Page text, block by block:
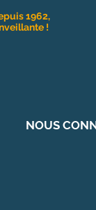
1962,
!
NOUS